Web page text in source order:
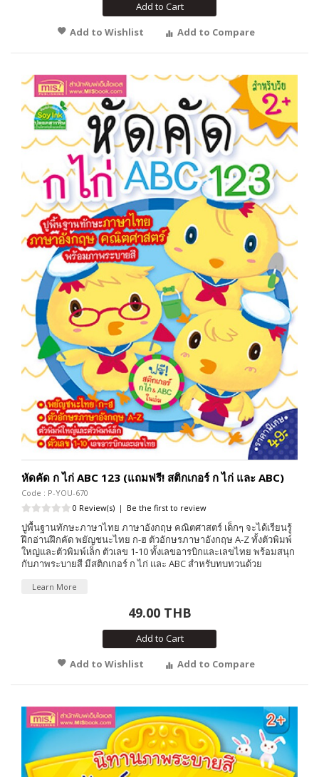
Add to Cart
Add to Wishlist
Add to Compare
หัดคัด ก ไก่ ABC 123 (แถมฟรี! สติกเกอร์ ก ไก่ และ ABC)
Code : P-YOU-670
0 Review(s) | Be the first to review
ปูพื้นฐานทักษะภาษาไทย ภาษาอังกฤษ คณิตศาสตร์ เด็กๆ จะได้เรียนรู้
ฝึกอ่านฝึกคัด พยัญชนะไทย ก-ฮ ตัวอักษรภาษาอังกฤษ A-Z ทั้งตัวพิมพ์
ใหญ่และตัวพิมพ์เล็ก ตัวเลข 1-10 ทั้งเลขอารบิกและเลขไทย พร้อมสนุก
กับภาพระบายสี มีสติกเกอร์ ก ไก่ และ ABC สำหรับทบทวนด้วย
Learn More
49.00 THB
Add to Cart
Add to Wishlist
Add to Compare